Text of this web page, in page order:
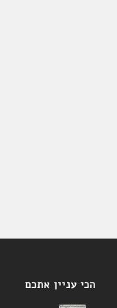
הכי עניין אתכם